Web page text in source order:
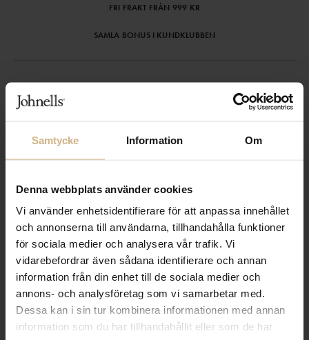
Samtycke Information Om
Denna webbplats använder cookies
Vi använder enhetsidentifierare för att anpassa innehållet
och annonserna till användarna, tillhandahålla funktioner
för sociala medier och analysera vår trafik. Vi
vidarebefordrar även sådana identifierare och annan
information från din enhet till de sociala medier och
annons- och analysföretag som vi samarbetar med.
Dessa kan i sin tur kombinera informationen med annan
information som du har tillhandahållit eller som de har
FRI FRAKT FRÅN 999 KR
SAMLA BONUS I KUNDKLUBBEN
PRENUMERERA
HANDLA TRYGGT OCH SMIDIGT
Välj det betalsätt som passar dig med Klarna. Vi på Johnells erbjuder flera
bekväma fraktalternativ; utlämningsställe, hemleverans och paketskåp. Du
får alltid med en fraktsedel i ditt paket för smidiga returer och byten!